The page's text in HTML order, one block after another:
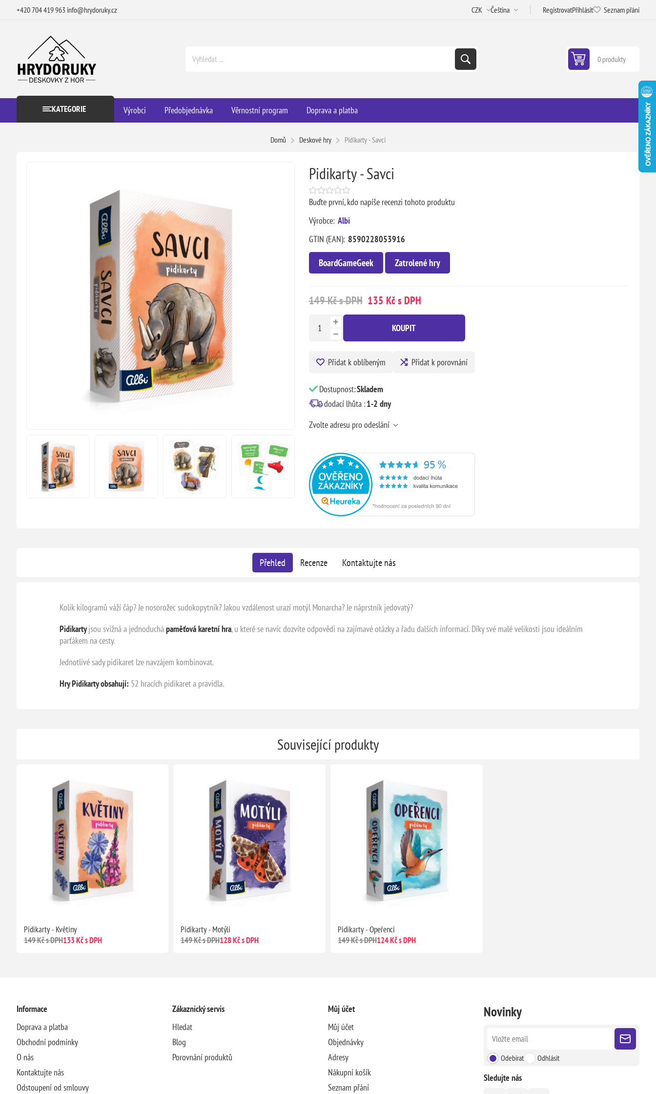
+420 704 419 963 info@hrydoruky.cz RegistrovatPřihlásit Seznam přání
0 produkty
KATEGORIE Výrobci Předobjednávka Věrnostní program Doprava a platba
Domů Deskové hry Pidikarty - Savci
Pidikarty - Savci
Buďte první, kdo napíše recenzi tohoto produktu
Výrobce: Albi
GTIN (EAN): 8590228053916
BoardGameGeek Zatrolené hry
149 Kč s DPH 135 Kč s DPH
KOUPIT
Přidat k oblíbeným Přidat k porovnání
Dostupnost:Skladem
dodací lhůta :1-2 dny
Zvolte adresu pro odeslání
Přehled Recenze Kontaktujte nás
Kolik kilogramů váží čáp? Je nosorožec sudokopytník? Jakou vzdálenost urazí motýl Monarcha? Je náprstník jedovatý?
Pidikartyjsou svižná a jednoduchápaměťová karetní hra, u které se navíc dozvíte odpovědi na zajímavé otázky a řadu dalších informací. Díky své malé velikosti jsou ideálním
parťákem na cesty.
Jednotlivé sady pidikaret lze navzájem kombinovat.
Hry Pidikarty obsahují: 52 hracích pidikaret a pravidla.
Související produkty
Pidikarty - Květiny
149 Kč s DPH133 Kč s DPH
Pidikarty - Motýli
149 Kč s DPH128 Kč s DPH
Pidikarty - Opeřenci
149 Kč s DPH124 Kč s DPH
Informace
Doprava a platba
Obchodní podmínky
O nás
Kontaktujte nás
Odstoupení od smlouvy
Zákaznický servis
Hledat
Blog
Porovnání produktů
Můj účet
Můj účet
Objednávky
Adresy
Nákupní košík
Seznam přání
Novinky
Odebírat Odhlásit
Sledujte nás